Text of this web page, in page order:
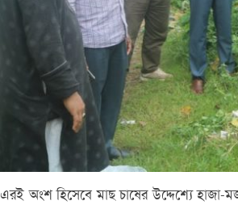
এরই অংশ হিসেবে মাছ চাষের উদ্দেশ্যে হাজা-